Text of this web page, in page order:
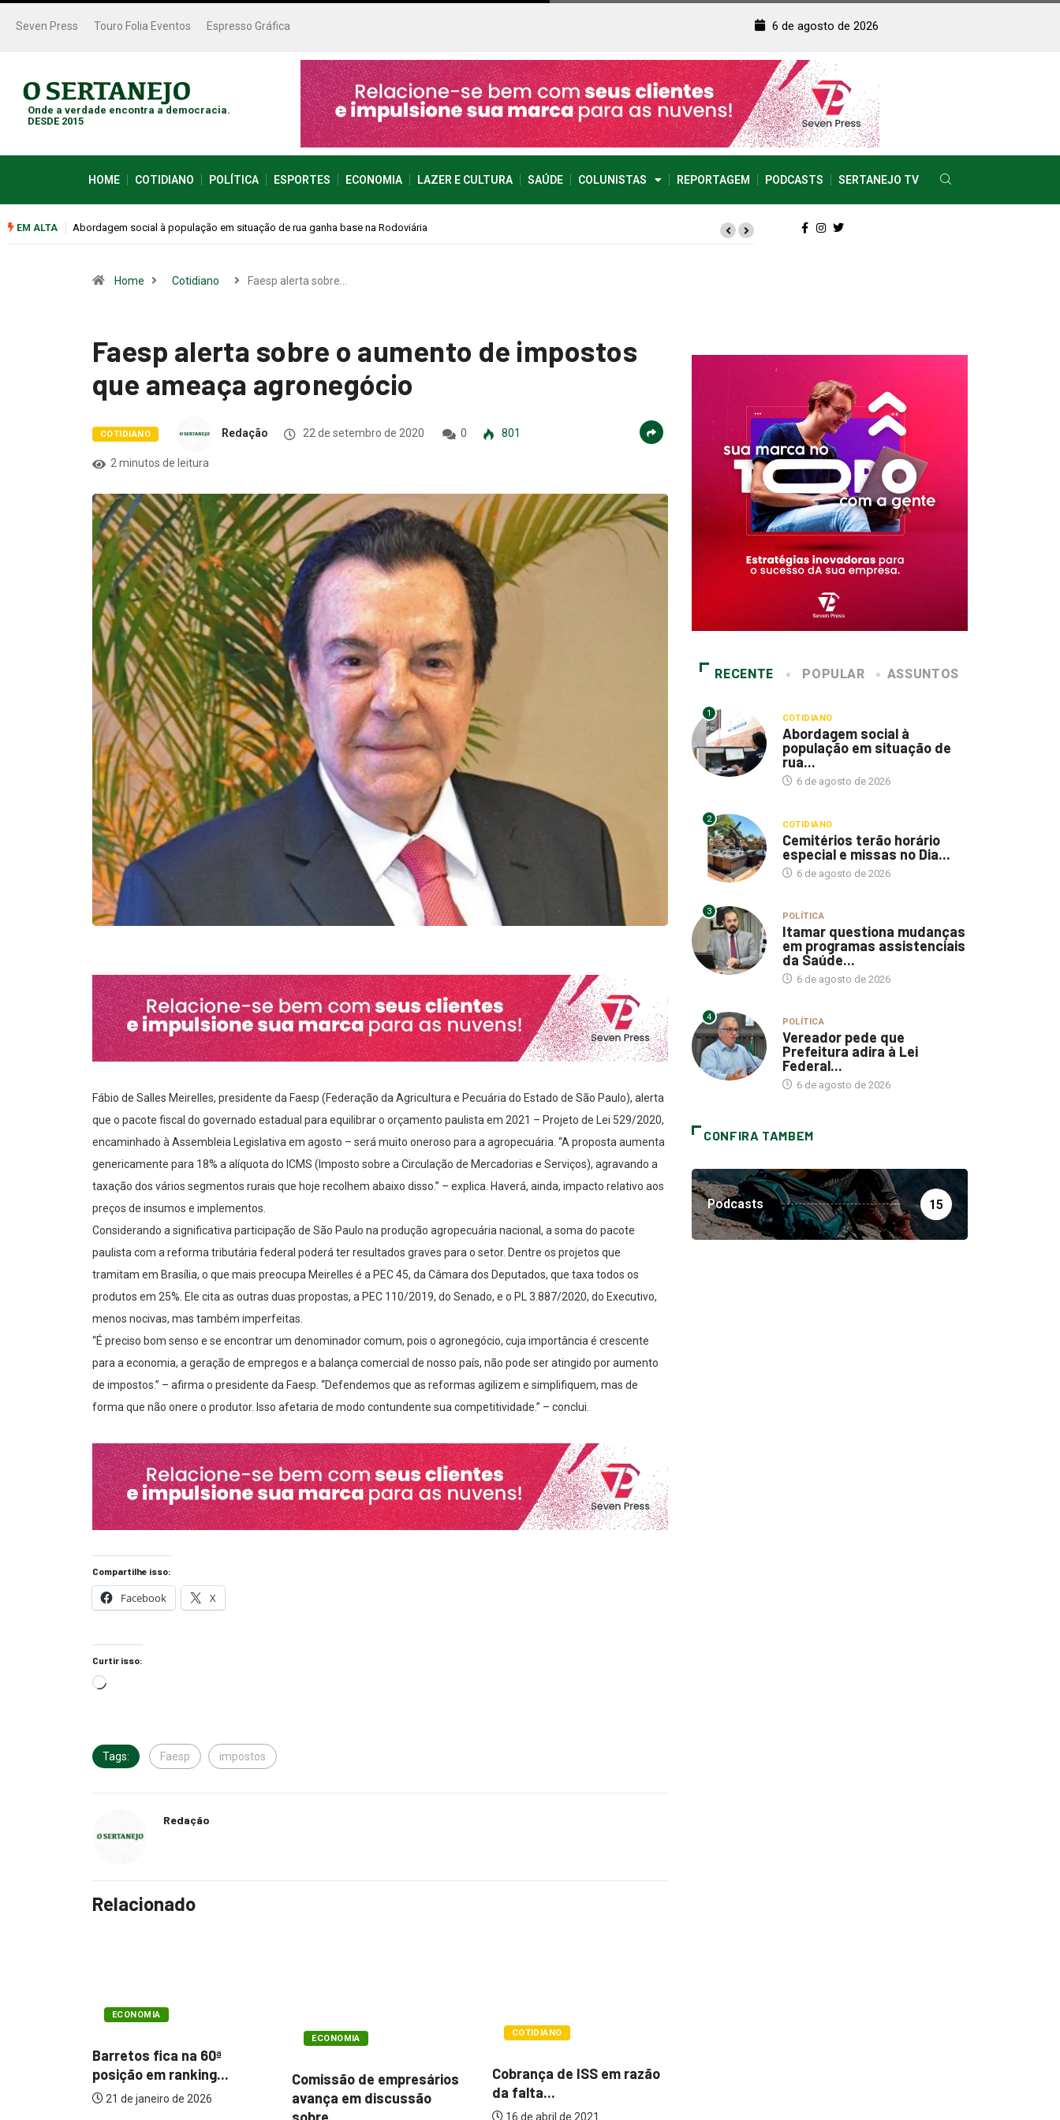
Seven Press Touro Folia Eventos Espresso Gráfica 6 de agosto de 2026
Onde a verdade encontra a democracia.
DESDE 2015
HOME COTIDIANO POLÍTICA ESPORTES ECONOMIA LAZER E CULTURA SAÚDE COLUNISTAS REPORTAGEM PODCASTS SERTANEJO TV
EM ALTA Cemitérios terão horário especial e missas no Dia dos Pais
Home Cotidiano Faesp alerta sobre…
Faesp alerta sobre o aumento de impostos
que ameaça agronegócio
COTIDIANO Redação 22 de setembro de 2020 0 801
2 minutos de leitura
Fábio de Salles Meirelles, presidente da Faesp (Federação da Agricultura e Pecuária do Estado de São Paulo), alerta
que o pacote fiscal do governado estadual para equilibrar o orçamento paulista em 2021 – Projeto de Lei 529/2020,
encaminhado à Assembleia Legislativa em agosto – será muito oneroso para a agropecuária. “A proposta aumenta
genericamente para 18% a alíquota do ICMS (Imposto sobre a Circulação de Mercadorias e Serviços), agravando a
taxação dos vários segmentos rurais que hoje recolhem abaixo disso.” – explica. Haverá, ainda, impacto relativo aos
preços de insumos e implementos.
Considerando a significativa participação de São Paulo na produção agropecuária nacional, a soma do pacote
paulista com a reforma tributária federal poderá ter resultados graves para o setor. Dentre os projetos que
tramitam em Brasília, o que mais preocupa Meirelles é a PEC 45, da Câmara dos Deputados, que taxa todos os
produtos em 25%. Ele cita as outras duas propostas, a PEC 110/2019, do Senado, e o PL 3.887/2020, do Executivo,
menos nocivas, mas também imperfeitas.
“É preciso bom senso e se encontrar um denominador comum, pois o agronegócio, cuja importância é crescente
para a economia, a geração de empregos e a balança comercial de nosso país, não pode ser atingido por aumento
de impostos.” – afirma o presidente da Faesp. “Defendemos que as reformas agilizem e simplifiquem, mas de
forma que não onere o produtor. Isso afetaria de modo contundente sua competitividade.” – conclui.
Compartilhe isso:
Facebook X
Curtir isso:
Tags: Faesp impostos
Redação
Relacionado
Comissão de empresários
avança em discussão
COTIDIANO
Cobrança de ISS em razão
da falta...
16 de abril de 2021
posição em ranking...
21 de janeiro de 2026
RECENTE POPULAR ASSUNTOS
1 COTIDIANO
Abordagem social à
população em situação de
rua...
6 de agosto de 2026
2 COTIDIANO
Cemitérios terão horário
especial e missas no Dia...
6 de agosto de 2026
3 POLÍTICA
Itamar questiona mudanças
em programas assistenciais
da Saúde...
6 de agosto de 2026
4 POLÍTICA
Vereador pede que
Prefeitura adira à Lei
Federal...
6 de agosto de 2026
CONFIRA TAMBEM
Podcasts 15